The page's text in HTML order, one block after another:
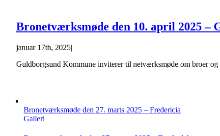
Bronetværksmøde den 10. april 2025 –
januar 17th, 2025|
Guldborgsund Kommune inviterer til netværksmøde om broer
Bronetværksmøde den 27. marts 2025 – Fredericia
Galleri